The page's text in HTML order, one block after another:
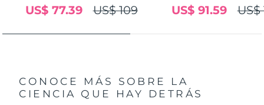
US$ 109
US$ 77.39 US$
US$ 91.59
CONOCE MÁS SOBRE LA
CIENCIA QUE HAY DETRÁS